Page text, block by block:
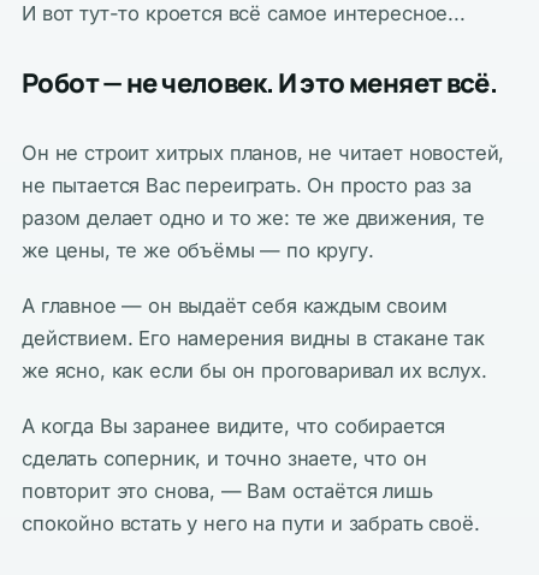
И вот тут-то кроется всё самое интересное...
Робот — не человек. И это меняет всё.
Он не строит хитрых планов, не читает новостей,
не пытается Вас переиграть. Он просто раз за
разом делает одно и то же: те же движения, те
же цены, те же объёмы — по кругу.
А главное — он выдаёт себя каждым своим
действием. Его намерения видны в стакане так
же ясно, как если бы он проговаривал их вслух.
А когда Вы заранее видите, что собирается
сделать соперник, и точно знаете, что он
повторит это снова, — Вам остаётся лишь
спокойно встать у него на пути и забрать своё.